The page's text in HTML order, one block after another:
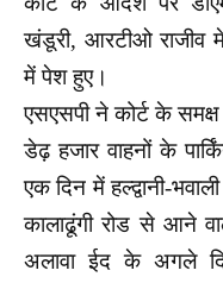
खंडूरी, आरटीओ राजीव
में पेश हुए।
एसएसपी ने कोर्ट के
डेढ़ हजार वाहनों के
एक दिन में हल्द्वानी-
कालाढूंगी रोड से आने
अलावा ईद के अगले